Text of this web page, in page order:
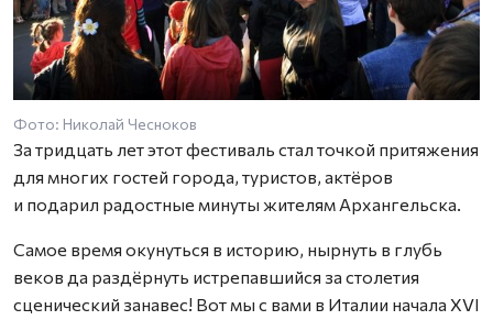
Фото: Николай Чесноков
За тридцать лет этот фестиваль стал точкой притяжения
для многих гостей города, туристов, актёров
и подарил радостные минуты жителям Архангельска.
Самое время окунуться в историю, нырнуть в глубь
веков да раздёрнуть истрепавшийся за столетия
сценический занавес! Вот мы с вами в Италии начала XVI